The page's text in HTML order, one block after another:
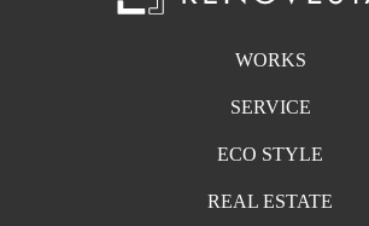
WORKS
SERVICE
ECO STYLE
REAL ESTATE